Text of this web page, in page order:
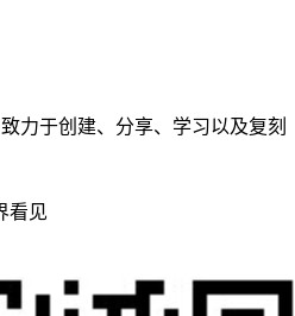
力于创建、分享、学习以及复刻
看见